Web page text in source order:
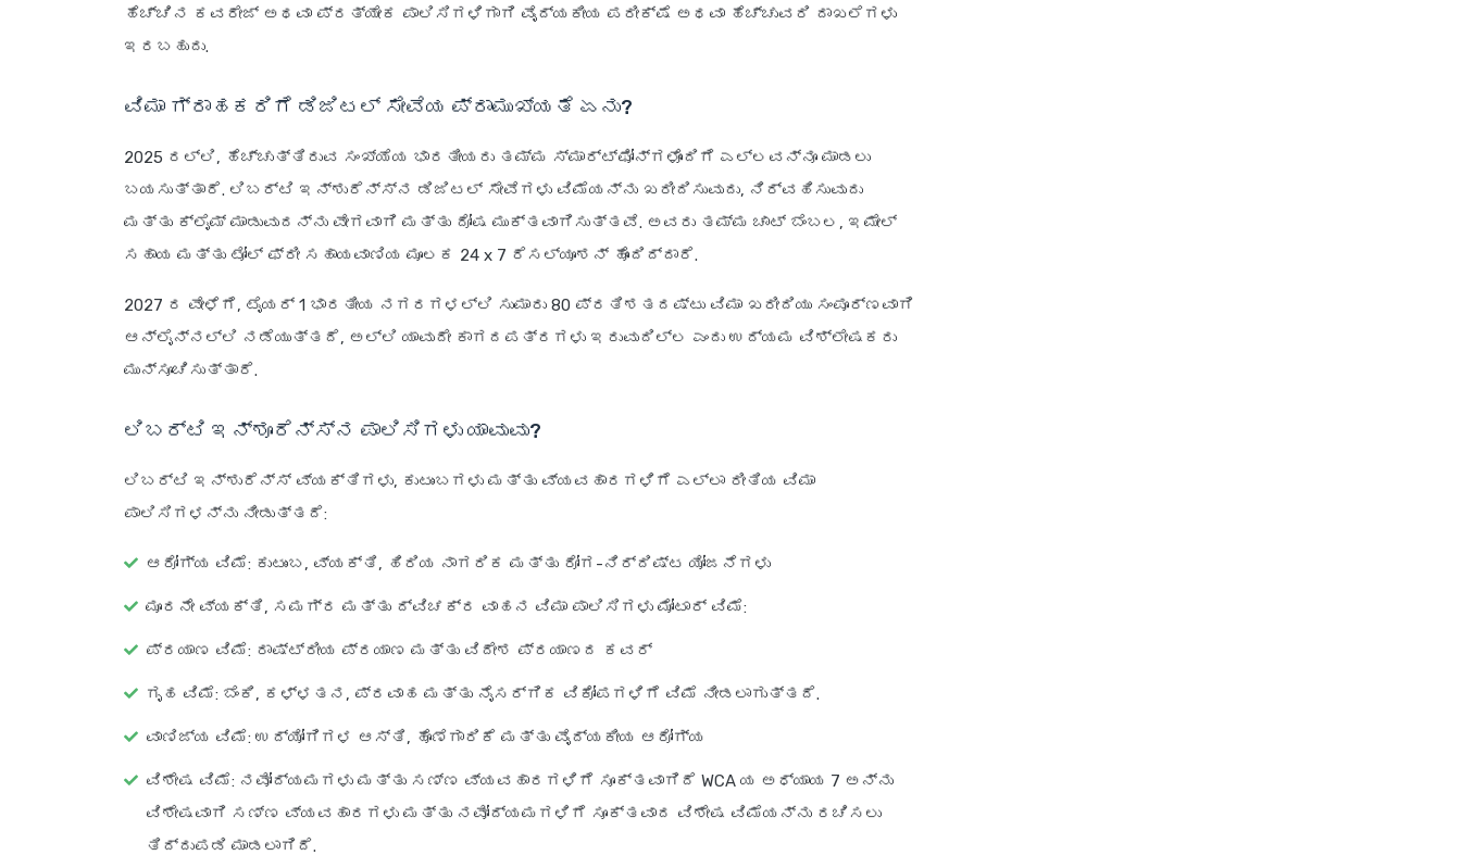
ಹೆಚ್ಚಿನ ಕವರೇಜ್ ಅಥವಾ ಪ್ರತ್ಯೇಕ ಪಾಲಿಸಿಗಳಿಗಾಗಿ ವೈದ್ಯಕೀಯ ಪರೀಕ್ಷೆ ಅಥವಾ ಹೆಚ್ಚುವರಿ ದಾಖಲೆಗಳು
ಇರಬಹುದು.
ವಿಮಾ ಗ್ರಾಹಕರಿಗೆ ಡಿಜಿಟಲ್ ಸೇವೆಯ ಪ್ರಾಮುಖ್ಯತೆ ಏನು?
2025 ರಲ್ಲಿ, ಹೆಚ್ಚುತ್ತಿರುವ ಸಂಖ್ಯೆಯ ಭಾರತೀಯರು ತಮ್ಮ ಸ್ಮಾರ್ಟ್‌ಫೋನ್‌ಗಳೊಂದಿಗೆ ಎಲ್ಲವನ್ನೂ ಮಾಡಲು
ಬಯಸುತ್ತಾರೆ. ಲಿಬರ್ಟಿ ಇನ್ಶುರೆನ್ಸ್‌ನ ಡಿಜಿಟಲ್ ಸೇವೆಗಳು ವಿಮೆಯನ್ನು ಖರೀದಿಸುವುದು, ನಿರ್ವಹಿಸುವುದು
ಮತ್ತು ಕ್ಲೈಮ್ ಮಾಡುವುದನ್ನು ವೇಗವಾಗಿ ಮತ್ತು ದೋಷ ಮುಕ್ತವಾಗಿಸುತ್ತವೆ. ಅವರು ತಮ್ಮ ಚಾಟ್ ಬೆಂಬಲ, ಇಮೇಲ್
ಸಹಾಯ ಮತ್ತು ಟೋಲ್ ಫ್ರೀ ಸಹಾಯವಾಣಿಯ ಮೂಲಕ 24 x 7 ರೆಸಲ್ಯೂಶನ್ ಹೊಂದಿದ್ದಾರೆ.
2027 ರ ವೇಳೆಗೆ, ಟೈಯರ್ 1 ಭಾರತೀಯ ನಗರಗಳಲ್ಲಿ ಸುಮಾರು 80 ಪ್ರತಿಶತದಷ್ಟು ವಿಮಾ ಖರೀದಿಯು ಸಂಪೂರ್ಣವಾಗಿ
ಆನ್‌ಲೈನ್‌ನಲ್ಲಿ ನಡೆಯುತ್ತದೆ, ಅಲ್ಲಿ ಯಾವುದೇ ಕಾಗದಪತ್ರಗಳು ಇರುವುದಿಲ್ಲ ಎಂದು ಉದ್ಯಮ ವಿಶ್ಲೇಷಕರು
ಮುನ್ಸೂಚಿಸುತ್ತಾರೆ.
ಲಿಬರ್ಟಿ ಇನ್ಶೂರೆನ್ಸ್‌ನ ಪಾಲಿಸಿಗಳು ಯಾವುವು?
ಲಿಬರ್ಟಿ ಇನ್ಶುರೆನ್ಸ್ ವ್ಯಕ್ತಿಗಳು, ಕುಟುಂಬಗಳು ಮತ್ತು ವ್ಯವಹಾರಗಳಿಗೆ ಎಲ್ಲಾ ರೀತಿಯ ವಿಮಾ
ಪಾಲಿಸಿಗಳನ್ನು ನೀಡುತ್ತದೆ:
ಆರೋಗ್ಯ ವಿಮೆ: ಕುಟುಂಬ, ವ್ಯಕ್ತಿ, ಹಿರಿಯ ನಾಗರಿಕ ಮತ್ತು ರೋಗ-ನಿರ್ದಿಷ್ಟ ಯೋಜನೆಗಳು
ಮೂರನೇ ವ್ಯಕ್ತಿ, ಸಮಗ್ರ ಮತ್ತು ದ್ವಿಚಕ್ರ ವಾಹನ ವಿಮಾ ಪಾಲಿಸಿಗಳು ಮೋಟಾರ್ ವಿಮೆ:
ಪ್ರಯಾಣ ವಿಮೆ: ರಾಷ್ಟ್ರೀಯ ಪ್ರಯಾಣ ಮತ್ತು ವಿದೇಶ ಪ್ರಯಾಣದ ಕವರ್
ಗೃಹ ವಿಮೆ: ಬೆಂಕಿ, ಕಳ್ಳತನ, ಪ್ರವಾಹ ಮತ್ತು ನೈಸರ್ಗಿಕ ವಿಕೋಪಗಳಿಗೆ ವಿಮೆ ನೀಡಲಾಗುತ್ತದೆ.
ವಾಣಿಜ್ಯ ವಿಮೆ: ಉದ್ಯೋಗಿಗಳ ಆಸ್ತಿ, ಹೊಣೆಗಾರಿಕೆ ಮತ್ತು ವೈದ್ಯಕೀಯ ಆರೋಗ್ಯ
ವಿಶೇಷ ವಿಮೆ: ನವೋದ್ಯಮಗಳು ಮತ್ತು ಸಣ್ಣ ವ್ಯವಹಾರಗಳಿಗೆ ಸೂಕ್ತವಾಗಿದೆ WCA ಯ ಅಧ್ಯಾಯ 7 ಅನ್ನು
ವಿಶೇಷವಾಗಿ ಸಣ್ಣ ವ್ಯವಹಾರಗಳು ಮತ್ತು ನವೋದ್ಯಮಗಳಿಗೆ ಸೂಕ್ತವಾದ ವಿಶೇಷ ವಿಮೆಯನ್ನು ರಚಿಸಲು
ತಿದ್ದುಪಡಿ ಮಾಡಲಾಗಿದೆ.